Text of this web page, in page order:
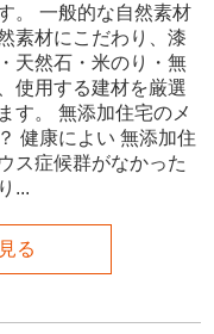
。 一般的な自然素材
素材にこだわり、漆
天然石・米のり・無
使用する建材を厳選
す。 無添加住宅のメ
健康によい 無添加住
ス症候群がなかった
...
る